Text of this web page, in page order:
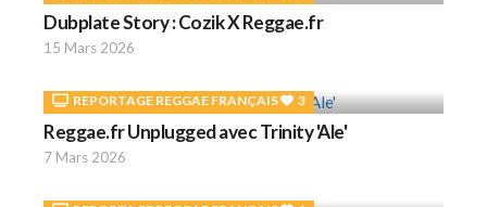
Dubplate Story : Cozik X Reggae.fr
15 Mars 2026
REPORTAGE REGGAE FRANÇAIS 3
Reggae.fr Unplugged avec Trinity 'Ale'
7 Mars 2026